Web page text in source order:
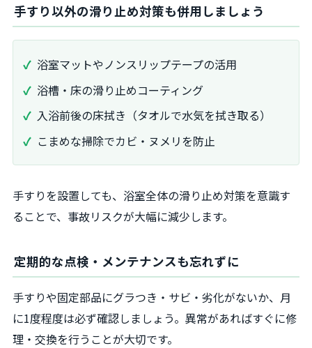
手すり以外の滑り止め対策も併用しましょう
浴室マットやノンスリップテープの活用
浴槽・床の滑り止めコーティング
入浴前後の床拭き（タオルで水気を拭き取る）
こまめな掃除でカビ・ヌメリを防止
手すりを設置しても、浴室全体の滑り止め対策を意識す
ることで、事故リスクが大幅に減少します。
定期的な点検・メンテナンスも忘れずに
手すりや固定部品にグラつき・サビ・劣化がないか、月
に1度程度は必ず確認しましょう。異常があればすぐに修
理・交換を行うことが大切です。